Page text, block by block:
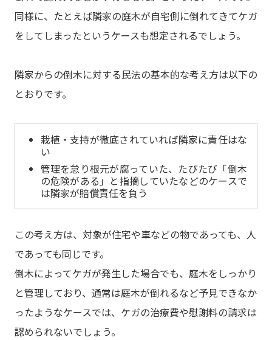
同様に、たとえば隣家の庭木が自宅側に倒れてきてケガ
をしてしまったというケースも想定されるでしょう。
隣家からの倒木に対する民法の基本的な考え方は以下の
とおりです。
栽植・支持が徹底されていれば隣家に責任はな
い
管理を怠り根元が腐っていた、たびたび「倒木
の危険がある」と指摘していたなどのケースで
は隣家が賠償責任を負う
この考え方は、対象が住宅や車などの物であっても、人
であっても同じです。
倒木によってケガが発生した場合でも、庭木をしっかり
と管理しており、通常は庭木が倒れるなど予見できなか
ったようなケースでは、ケガの治療費や慰謝料の請求は
認められないでしょう。